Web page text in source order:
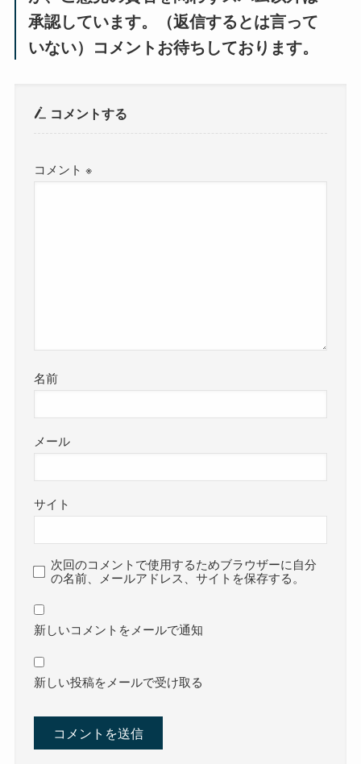
承認しています。（返信するとは言って
いない）コメントお待ちしております。
コメントする
コメント※
名前
メール
サイト
次回のコメントで使用するためブラウザーに自分
の名前、メールアドレス、サイトを保存する。
新しいコメントをメールで通知
新しい投稿をメールで受け取る